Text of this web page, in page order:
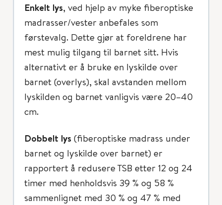
Enkelt lys, ved hjelp av myke fiberoptiske
madrasser/vester anbefales som
førstevalg. Dette gjør at foreldrene har
mest mulig tilgang til barnet sitt. Hvis
alternativt er å bruke en lyskilde over
barnet (overlys), skal avstanden mellom
lyskilden og barnet vanligvis være 20–40
cm.
Dobbelt lys (fiberoptiske madrass under
barnet og lyskilde over barnet) er
rapportert å redusere TSB etter 12 og 24
timer med henholdsvis 39 % og 58 %
sammenlignet med 30 % og 47 % med